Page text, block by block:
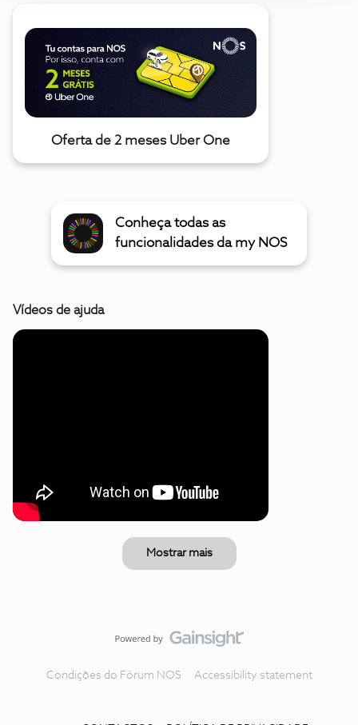
Oferta de 2 meses Uber One
Conheça todas as
funcionalidades da my NOS
Vídeos de ajuda
Mostrar mais
Condições do Fórum NOS Accessibility statement